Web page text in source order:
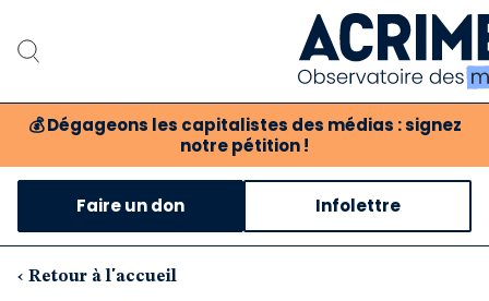
💰 Dégageons les capitalistes des médias : signez
notre pétition !
Notre critique des
Faire un don Infolettre
‹ Retour à l'accueil